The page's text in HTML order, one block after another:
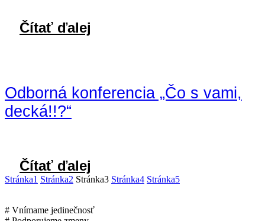
Čítať ďalej
Odborná konferencia „Čo s vami,
decká!!?“
Čítať ďalej
Stránka1 Stránka2 Stránka3 Stránka4 Stránka5
# Vnímame jedinečnosť